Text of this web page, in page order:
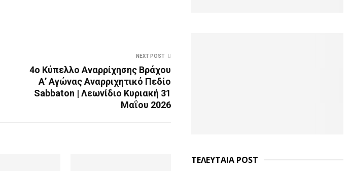
NEXT POST
4ο Κύπελλο Αναρρίχησης Βράχου
Α’ Αγώνας Αναρριχητικό Πεδίο
Sabbaton | Λεωνίδιο Κυριακή 31
Μαΐου 2026
ΤΕΛΕΥΤΑΙΑ POST